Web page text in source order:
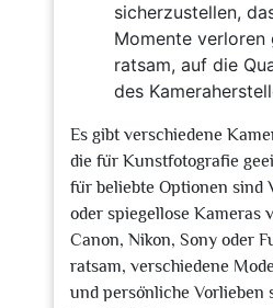
sicherzustellen,
Momente verloren
ratsam, auf die
des
Es gibt verschiedene
die für Kunstfotografie
für beliebte Optionen sind
oder spiegellose Kameras
Canon, Nikon, Sony oder
ratsam, verschiedene
und persönliche Vorlieben